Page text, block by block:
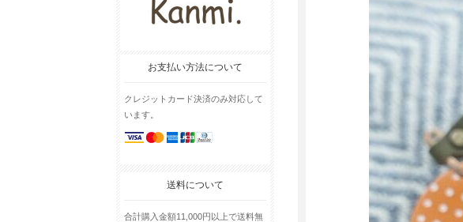
お支払い方法について
クレジットカード決済のみ対応して
います。
送料について
合計購入金額11,000円以上で送料無